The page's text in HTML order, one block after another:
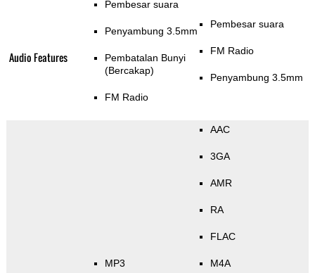
Audio Features
Pembesar suara
Penyambung 3.5mm
Pembatalan Bunyi
(Bercakap)
FM Radio
Pembesar suara
FM Radio
Penyambung 3.5mm
MP3
AAC
3GA
AMR
RA
FLAC
M4A